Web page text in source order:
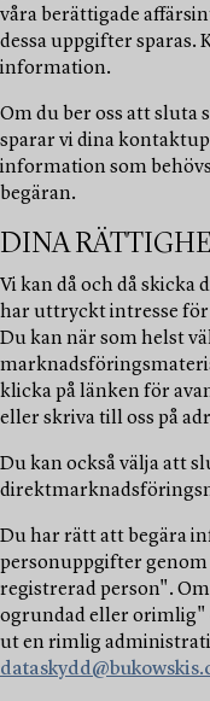
våra berättigade
dessa uppgifter sparas.
information.
Om du ber oss att
sparar vi dina
information som
begäran.
DINA
Vi kan då och då skicka
har uttryckt intresse för
Du kan när som helst
klicka på länken för
eller skriva till oss på
Du kan också välja att
Du har rätt att begära
personuppgifter
registrerad person".
ogrundad eller orimlig"
ut en rimlig